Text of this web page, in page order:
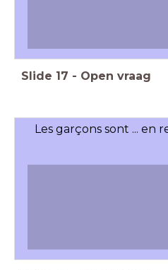
Slide 17 - Open vraag
Les garçons sont ... en